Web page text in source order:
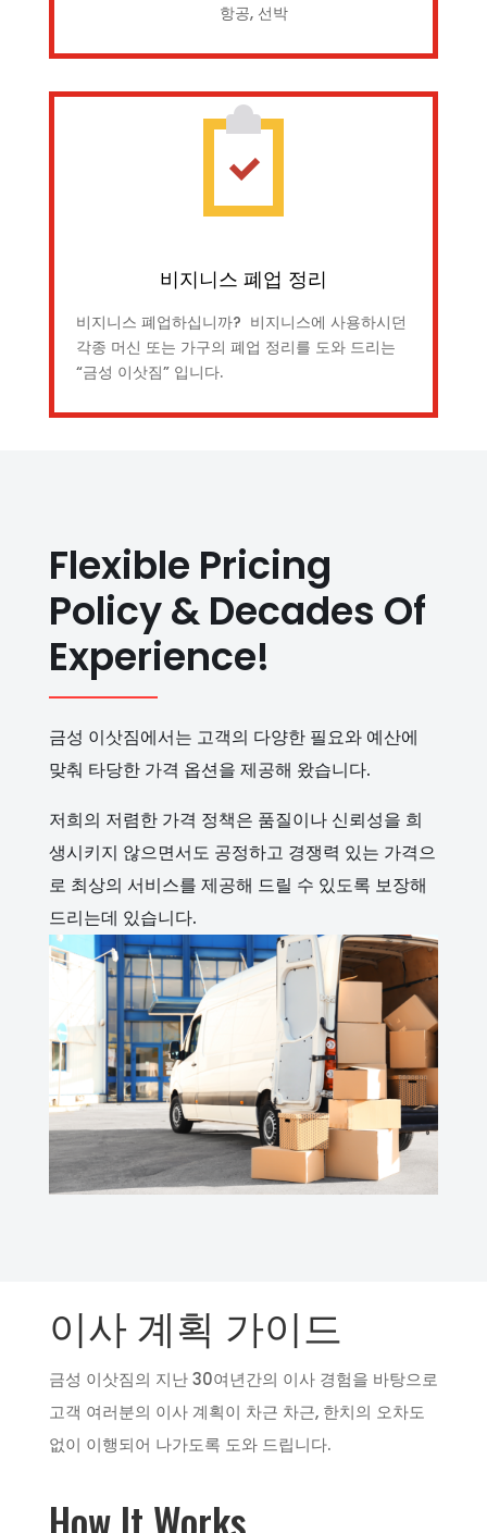
항공, 선박
비지니스 폐업 정리
비지니스 폐업하십니까? 비지니스에 사용하시던
각종 머신 또는 가구의 폐업 정리를 도와 드리는
“금성 이삿짐” 입니다.
Flexible Pricing
Policy & Decades Of
Experience!
금성 이삿짐에서는 고객의 다양한 필요와 예산에
맞춰 타당한 가격 옵션을 제공해 왔습니다.
저희의 저렴한 가격 정책은 품질이나 신뢰성을 희
생시키지 않으면서도 공정하고 경쟁력 있는 가격으
로 최상의 서비스를 제공해 드릴 수 있도록 보장해
드리는데 있습니다.
이사 계획 가이드
금성 이삿짐의 지난 30여년간의 이사 경험을 바탕으로
고객 여러분의 이사 계획이 차근 차근, 한치의 오차도
없이 이행되어 나가도록 도와 드립니다.
How It Works